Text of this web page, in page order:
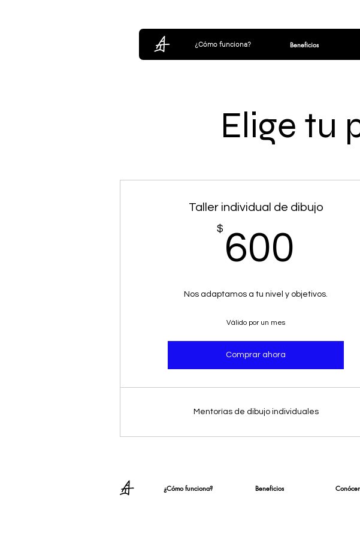
¿Cómo funciona? Beneficios
Elige tu
Taller individual de dibujo
$ 600
Nos adaptamos a tu nivel y objetivos.
Válido por un mes
Comprar ahora
Mentorías de dibujo individuales
¿Cómo funciona? Beneficios